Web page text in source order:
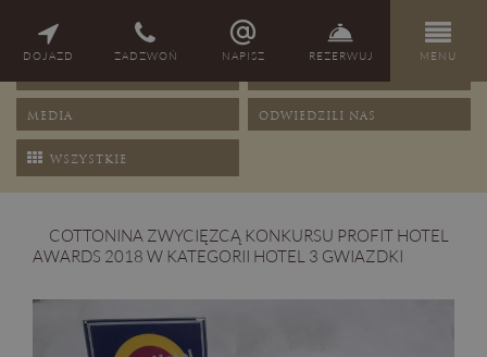
DOJAZD ZADZWOŃ NAPISZ REZERWUJ MENU
NAGRODY
MEDIA ODWIEDZILI NAS
WSZYSTKIE
COTTONINA ZWYCIĘZCĄ KONKURSU PROFIT HOTEL
AWARDS 2018 W KATEGORII HOTEL 3 GWIAZDKI